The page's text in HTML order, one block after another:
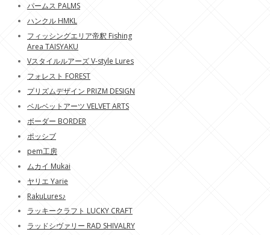
パームス PALMS
ハンクル HMKL
フィッシングエリア帝釈 Fishing
Area TAISYAKU
Vスタイルルアーズ V-style Lures
フォレスト FOREST
プリズムデザイン PRIZM DESIGN
ベルベットアーツ VELVET ARTS
ボーダー BORDER
ポッシブ
pem工房
ムカイ Mukai
ヤリエ Yarie
RakuLures♪
ラッキークラフト LUCKY CRAFT
ラッドシヴァリー RAD SHIVALRY